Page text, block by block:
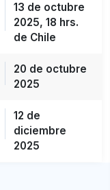
13 de octubre
2025, 18 hrs.
de Chile
20 de octubre
2025
12 de
diciembre
2025